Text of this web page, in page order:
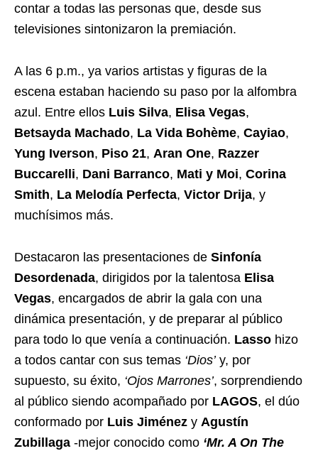
contar a todas las personas que, desde sus
televisiones sintonizaron la premiación.
A las 6 p.m., ya varios artistas y figuras de la
escena estaban haciendo su paso por la alfombra
azul. Entre ellos Luis Silva, Elisa Vegas,
Betsayda Machado, La Vida Bohème, Cayiao,
Yung Iverson, Piso 21, Aran One, Razzer
Buccarelli, Dani Barranco, Mati y Moi, Corina
Smith, La Melodía Perfecta, Victor Drija, y
muchísimos más.
Destacaron las presentaciones de Sinfonía
Desordenada, dirigidos por la talentosa Elisa
Vegas, encargados de abrir la gala con una
dinámica presentación, y de preparar al público
para todo lo que venía a continuación. Lasso hizo
a todos cantar con sus temas ‘Dios’y, por
supuesto, su éxito, ‘Ojos Marrones’, sorprendiendo
al público siendo acompañado por LAGOS, el dúo
conformado por Luis Jiménez y Agustín
Zubillaga -mejor conocido como ‘Mr. A On The